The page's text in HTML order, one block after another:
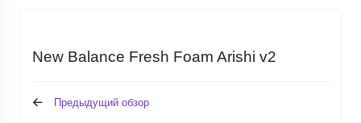
New Balance Fresh Foam Arishi v2
Предыдущий обзор